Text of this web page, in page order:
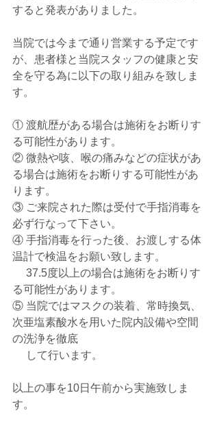
すると発表がありました。
当院では今まで通り営業する予定です
が、患者様と当院スタッフの健康と安
全を守る為に以下の取り組みを致しま
す。
① 渡航歴がある場合は施術をお断りす
る可能性があります。
② 微熱や咳、喉の痛みなどの症状があ
る場合は施術をお断りする可能性があ
ります。
③ ご来院された際は受付で手指消毒を
必ず行なって下さい。
④ 手指消毒を行った後、お渡しする体
温計で検温をお願い致します。
37.5度以上の場合は施術をお断りす
る可能性があります。
⑤ 当院ではマスクの装着、常時換気、
次亜塩素酸水を用いた院内設備や空間
の洗浄を徹底
して行います。
以上の事を10日午前から実施致しま
す。